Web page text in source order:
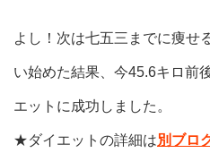
よし！次は七五三までに痩せ
い始めた結果、今45.6キロ前
エットに成功しました。
★ダイエットの詳細は別ブロ